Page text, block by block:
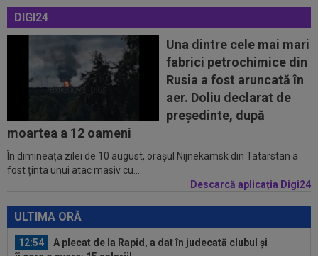
DIGI24
Una dintre cele mai mari
fabrici petrochimice din
Rusia a fost aruncată în
aer. Doliu declarat de
președinte, după
moartea a 12 oameni
În dimineața zilei de 10 august, orașul Nijnekamsk din Tatarstan a
fost ținta unui atac masiv cu...
Descarcă aplicația Digi24
ULTIMA ORĂ
12:27
Verdictul specialistului, după ce Universitatea
Craiova a cerut penalty în...
12:25
Ce a postat soția lui Denis Drăguș, atacantul
disputat de FCSB și CFR
Real Madrid s-a reorientat după refuzul lui
Rodri. 90 de milioane de euro!
11:52
O echipă din SuperLiga, gata să se mute pe un
alt stadion: "Finalul lunii...
a făcut anunțul despre noul antrenor
12:54
A plecat de la Rapid, a dat în judecată clubul și